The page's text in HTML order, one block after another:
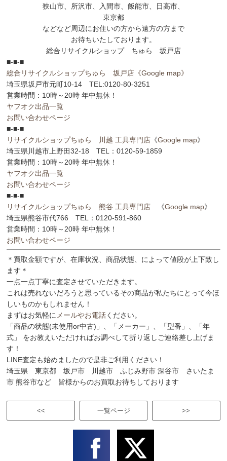
狭山市、所沢市、入間市、飯能市、日高市、
東京都
などなど周辺にお住いの方から遠方の方まで
お待ちいたしております。
総合リサイクルショップ ちゅら 坂戸店
■-■-■
総合リサイクルショップちゅら 坂戸店 《Google map》
埼玉県坂戸市元町10-14 TEL:0120-80-3251
営業時間：10時～20時 年中無休！
ヤフオク出品一覧
お問い合わせページ
■-■-■
リサイクルショップちゅら 川越 工具専門店 《Google map》
埼玉県川越市上野田32-18 TEL：0120-59-1859
営業時間：10時～20時 年中無休！
ヤフオク出品一覧
お問い合わせページ
■-■-■
リサイクルショップちゅら 熊谷 工具専門店 《Google map》
埼玉県熊谷市代766 TEL：0120-591-860
営業時間：10時～20時 年中無休！
お問い合わせページ
＊買取金額ですが、在庫状況、商品状態、によって値段が上下致し
ます＊
一点一点丁寧に査定させていただきます。
これは売れないだろうと思っているその商品が私たちにとって今ほ
しいものかもしれません！
まずはお気軽に メールやお電話ください。
「商品の状態(未使用or中古)」、「メーカー」、「型番」、「年
式」 をお教えいただければお調べして折り返しご連絡差し上げま
す！
LINE査定も始めましたので是非ご利用ください！
埼玉県 東京都 坂戸市 川越市 ふじみ野市 深谷市 さいたま
市 熊谷市など 皆様からのお買取お待ちしております
<< >>
一覧ページ